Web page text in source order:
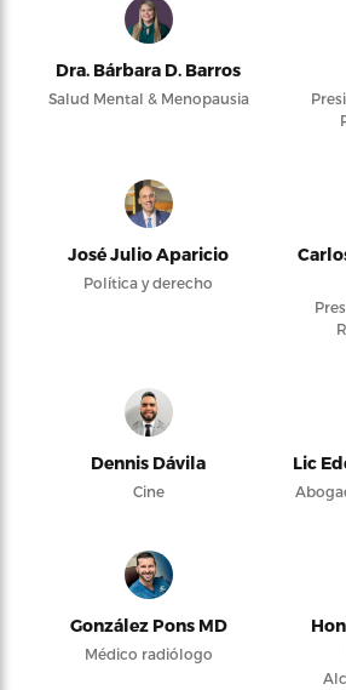
Dra. Bárbara D. Barros
Salud Mental & Menopausia
José Julio Aparicio
Política y derecho
Dennis Dávila
Cine
Lic
González Pons MD
Médico radiólogo